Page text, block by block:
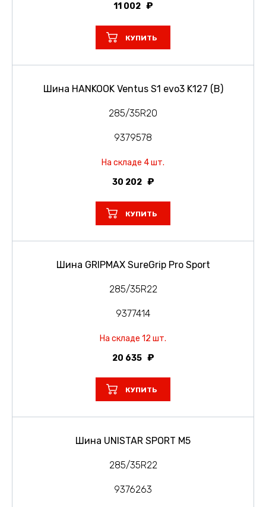
11 002
КУПИТЬ
Шина HANKOOK Ventus S1 evo3 K127 (B)
285/35R20
9379578
На складе 4 шт.
30 202
КУПИТЬ
Шина GRIPMAX SureGrip Pro Sport
285/35R22
9377414
На складе 12 шт.
20 635
КУПИТЬ
Шина UNISTAR SPORT M5
285/35R22
9376263